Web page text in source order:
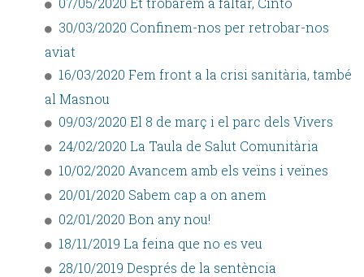
30/03/2020 Confinem-nos per retrobar-nos
aviat
16/03/2020 Fem front a la crisi sanitària, també
al Masnou
09/03/2020 El 8 de març i el parc dels Vivers
24/02/2020 La Taula de Salut Comunitària
10/02/2020 Avancem amb els veïns i veïnes
20/01/2020 Sabem cap a on anem
02/01/2020 Bon any nou!
18/11/2019 La feina que no es veu
28/10/2019 Després de la sentència